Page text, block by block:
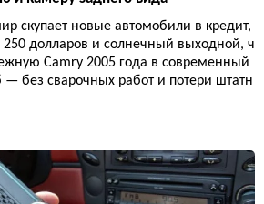
скупает новые автомобили в кредит,
250 долларов и солнечный выходной, ч
Camry 2005 года в современный
без сварочных работ и потери штатн